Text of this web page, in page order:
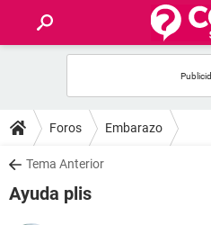
FOROS
SALUD
FAMILIA
Foros Embarazo
Tema Anterior
Ayuda plis